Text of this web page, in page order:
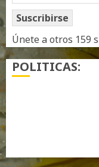
de
correo
electrónico
Suscribirse
Únete a otros 159
POLITICAS: